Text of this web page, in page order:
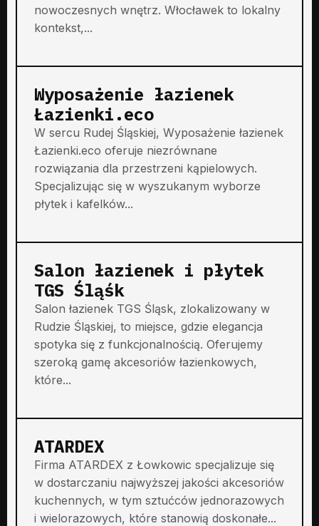
nowoczesnych wnętrz. Włocławek to lokalny
kontekst,...
Wyposażenie łazienek
Łazienki.eco
W sercu Rudej Śląskiej, Wyposażenie łazienek
Łazienki.eco oferuje niezrównane
rozwiązania dla przestrzeni kąpielowych.
Specjalizując się w wyszukanym wyborze
płytek i kafelków...
Salon łazienek i płytek
TGS Śląśk
Salon łazienek TGS Śląsk, zlokalizowany w
Rudzie Śląskiej, to miejsce, gdzie elegancja
spotyka się z funkcjonalnością. Oferujemy
szeroką gamę akcesoriów łazienkowych,
które...
ATARDEX
Firma ATARDEX z Łowkowic specjalizuje się
w dostarczaniu najwyższej jakości akcesoriów
kuchennych, w tym sztućców jednorazowych
i wielorazowych, które stanowią doskonałe...